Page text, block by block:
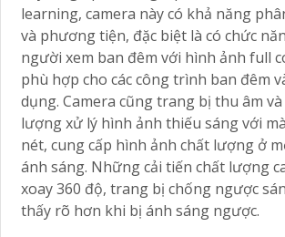
learning, camera này có khả năng
và phương tiện, đặc biệt là có chức
người xem ban đêm với hình ảnh full
phù hợp cho các công trình ban đêm
dụng. Camera cũng trang bị thu âm
lượng xử lý hình ảnh thiếu sáng với
nét, cung cấp hình ảnh chất lượng ở
ánh sáng. Những cải tiến chất lượng
xoay 360 độ, trang bị chống ngược
thấy rõ hơn khi bị ánh sáng ngược.